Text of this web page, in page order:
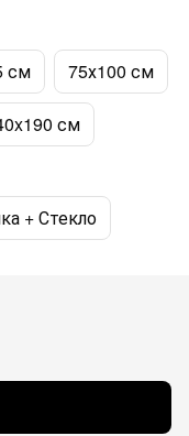
см 75х100 см
см
+ Стекло